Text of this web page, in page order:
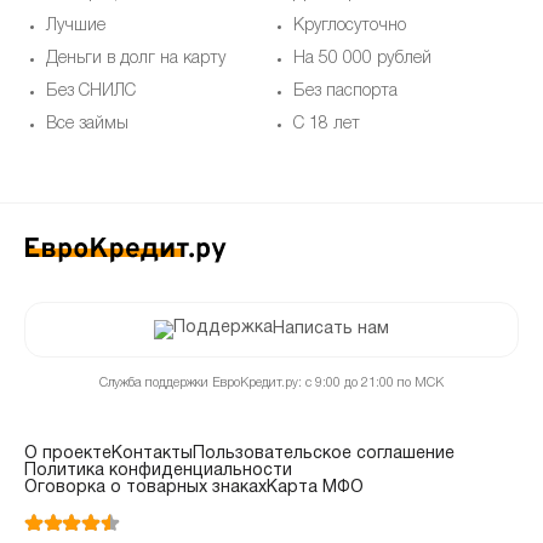
Лучшие
Деньги в долг на карту
Без СНИЛС
Все займы
Круглосуточно
На 50 000 рублей
Без паспорта
С 18 лет
Написать нам
Служба поддержки ЕвроКредит.ру: с 9:00 до 21:00 по МСК
О проектеКонтакты
Пользовательское соглашение
Политика конфиденциальности
Оговорка о товарных знакахКарта МФО